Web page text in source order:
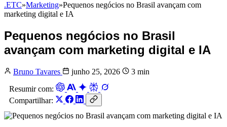
.ETC»Marketing»Pequenos negócios no Brasil avançam com
marketing digital e IA
Pequenos negócios no Brasil
avançam com marketing digital e IA
Bruno Tavares junho 25, 2026
3 min
Resumir com:
Compartilhar: